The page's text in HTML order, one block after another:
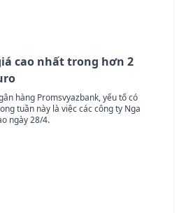
cao nhất trong hơn 2
hàng Promsvyazbank, yếu tố có
tuần này là việc các công ty Nga
ngày 28/4.